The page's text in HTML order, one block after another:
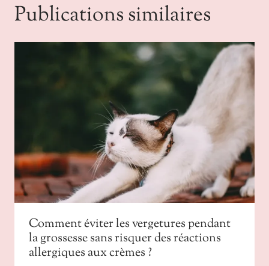
Publications similaires
Comment éviter les vergetures pendant
la grossesse sans risquer des réactions
allergiques aux crèmes ?